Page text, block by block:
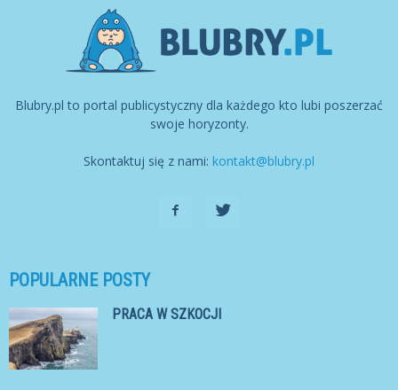
Blubry.pl to portal publicystyczny dla każdego kto lubi poszerzać
swoje horyzonty.
Skontaktuj się z nami: kontakt@blubry.pl
POPULARNE POSTY
PRACA W SZKOCJI